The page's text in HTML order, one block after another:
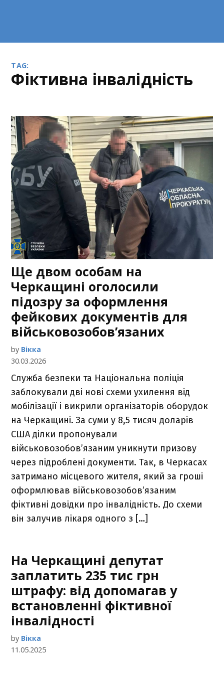
TAG:
фіктивна інвалідність
Ще двом особам на
Черкащині оголосили
підозру за оформлення
фейкових документів для
військовозобов’язаних
by Вікка
30.03.2026
Служба безпеки та Національна поліція
заблокували дві нові схеми ухилення від
мобілізації і викрили організаторів оборудок
на Черкащині. За суми у 8,5 тисяч доларів
США ділки пропонували
військовозобов’язаним уникнути призову
через підроблені документи. Так, в Черкасах
затримано місцевого жителя, який за гроші
оформлював військовозобов’язаним
фіктивні довідки про інвалідність. До схеми
він залучив лікаря одного з […]
На Черкащині депутат
заплатить 235 тис грн
штрафу: від допомагав у
встановленні фіктивної
інвалідності
by Вікка
11.05.2025